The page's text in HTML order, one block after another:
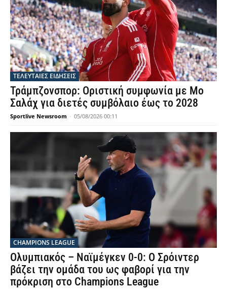
ΤΕΛΕΥΤΑΙΕΣ ΕΙΔΗΣΕΙΣ
Τράμπζονσπορ: Οριστική συμφωνία με Μο
Σαλάχ για διετές συμβόλαιο έως το 2028
Sportlive Newsroom - 05/08/2026 00:11
CHAMPIONS LEAGUE
Ολυμπιακός – Ναϊμέγκεν 0-0: Ο Σρόιντερ
βάζει την ομάδα του ως φαβορί για την
πρόκριση στο Champions League